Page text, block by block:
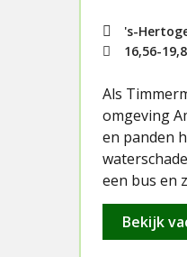
's-
16,56-
Als
omgeving
en panden
een bus en
Bekijk